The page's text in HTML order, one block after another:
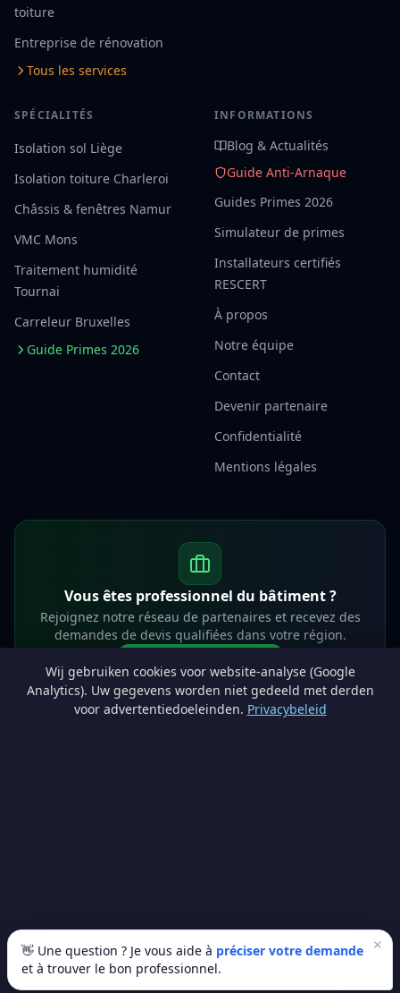
Wij gebruiken cookies voor website-analyse (Google
Analytics). Uw gegevens worden niet gedeeld met derden
voor advertentiedoeleinden. Privacybeleid
toiture
Entreprise de rénovation
Tous les services
SPÉCIALITÉS
Isolation sol Liège
Isolation toiture Charleroi
Châssis & fenêtres Namur
VMC Mons
Traitement humidité
Tournai
Carreleur Bruxelles
Guide Primes 2026
INFORMATIONS
Blog & Actualités
Guide Anti-Arnaque
Guides Primes 2026
Simulateur de primes
Installateurs certifiés
RESCERT
À propos
Notre équipe
Contact
Devenir partenaire
Confidentialité
Mentions légales
Vous êtes professionnel du bâtiment ?
Rejoignez notre réseau de partenaires et recevez des
demandes de devis qualifiées dans votre région.
info@lesprosdemaville.be
conseil personnalisé.
×
👋 Une question ? Je vous aide à préciser votre demande
et à trouver le bon professionnel.